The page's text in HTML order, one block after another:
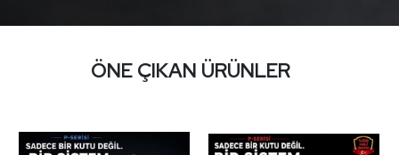
ÖNE ÇIKAN ÜRÜNLER